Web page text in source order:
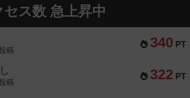
セス数 急上昇中
340 PT
稿
322 PT
稿